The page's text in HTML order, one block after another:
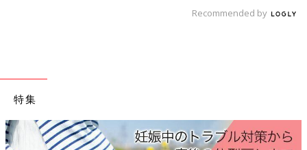
ここでは節約の著書がある、人気インスタグラマーであり、
節約家のくぅちゃんに食費や日用品の節約について聞いてみまし
ることがわかります。
日頃から食事を手作りしたり、光熱費の節約などを心がけたりし
ね。
Recommended by
特集